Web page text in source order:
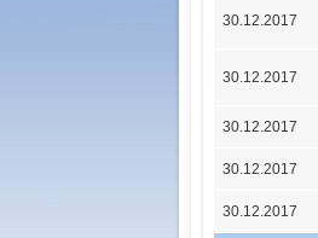
30.12.2017
30.12.2017
30.12.2017
30.12.2017
30.12.2017